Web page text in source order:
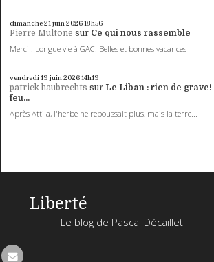
dimanche 21 juin 202613h56
Pierre Multone sur Ce qui nous rassemble
Merci ! Longue vie à GAC. Belles et bonnes vacances
vendredi 19 juin 202614h19
patrick haubrechts sur Le Liban : rien de
feu...
Après Attila, l'herbe ne repoussait plus, mais la terre...
Liberté
Le blog de Pascal Décaillet